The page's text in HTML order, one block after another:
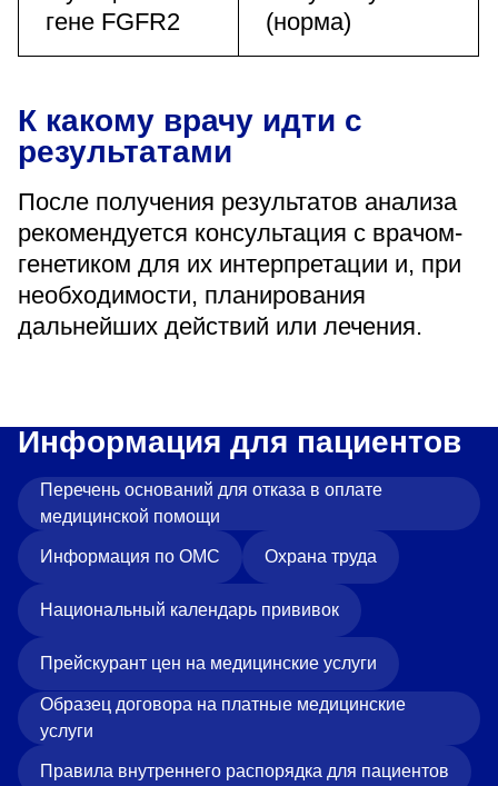
гене FGFR2
(норма)
К какому врачу идти с
результатами
После получения результатов анализа
рекомендуется консультация с врачом-
генетиком для их интерпретации и, при
необходимости, планирования
дальнейших действий или лечения.
Информация для пациентов
Перечень оснований для отказа в оплате
медицинской помощи
Информация по ОМС Охрана труда
Национальный календарь прививок
Прейскурант цен на медицинские услуги
Образец договора на платные медицинские
услуги
Правила внутреннего распорядка для пациентов